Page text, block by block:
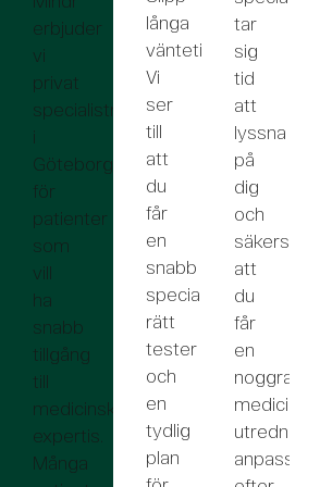
erbjuder
vi
privat
specialistmottagning
i
Göteborg
för
patienter
som
vill
ha
snabb
tillgång
till
medicinsk
expertis.
Många
långa
väntetider!
Vi
ser
till
att
du
får
en
snabb
specialistbedömning,
rätt
tester
och
en
tydlig
plan
tar
sig
tid
att
lyssna
på
dig
och
säkerställer
att
du
får
en
noggrann
medicinsk
utredning
anpassad